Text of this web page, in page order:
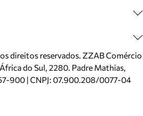
direitos reservados. ZZAB Comércio
do Sul, 2280. Padre Mathias,
900 | CNPJ: 07.900.208/0077-04